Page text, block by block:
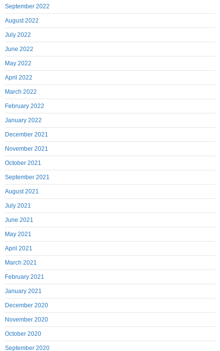
September 2022
August 2022
July 2022
June 2022
May 2022
April 2022
March 2022
February 2022
January 2022
December 2021
November 2021
October 2021
September 2021
August 2021
July 2021
June 2021
May 2021
April 2021
March 2021
February 2021
January 2021
December 2020
November 2020
October 2020
September 2020